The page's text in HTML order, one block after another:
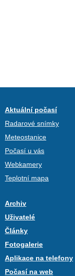
Aktuální počasí
Radarové snímky
Meteostanice
Počasí u vás
Webkamery
Teplotní mapa
Archiv
Uživatelé
Články
Fotogalerie
Aplikace na telefony
Počasí na web